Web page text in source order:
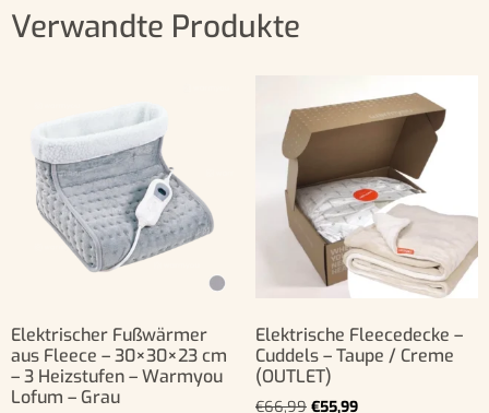
Verwandte Produkte
Elektrischer Fußwärmer
aus Fleece – 30×30×23 cm
– 3 Heizstufen – Warmyou
Lofum – Grau
Elektrische Fleecedecke –
Cuddels – Taupe / Creme
(OUTLET)
€66,99 €55,99